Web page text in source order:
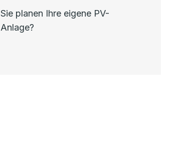
Sie planen Ihre eigene PV-
Anlage?